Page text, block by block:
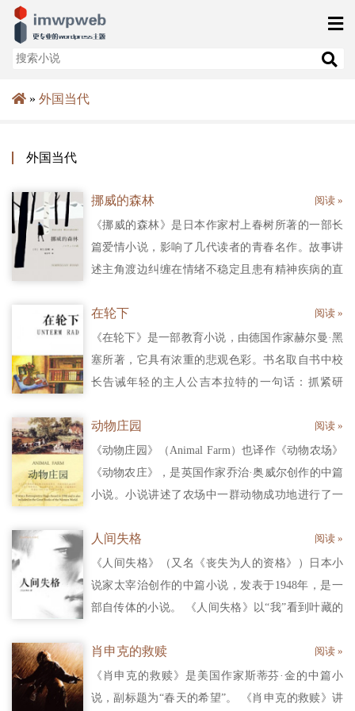
» 外国当代
外国当代
阅读 »
挪威的森林
《挪威的森林》是日本作家村上春树所著的一部长
篇爱情小说，影响了几代读者的青春名作。故事讲
述主角渡边纠缠在情绪不稳定且患有精神疾病的直
开了自我救赎和成长的旅程。彻头彻尾的现实笔
法，描绘了逝去的青春风景，小说中弥散着特有的
感伤和孤独气氛。
阅读 »
在轮下
《在轮下》是一部教育小说，由德国作家赫尔曼·黑
塞所著，它具有浓重的悲观色彩。书名取自书中校
长告诫年轻的主人公吉本拉特的一句话：抓紧研
尔布仑修道院的不愉快经历，其中有对一所寄宿学
校生活和卡尔钟表厂工作的长篇叙述。
阅读 »
动物庄园
《动物庄园》（Animal Farm）也译作《动物农场》
《动物农庄》，是英国作家乔治·奥威尔创作的中篇
小说。小说讲述了农场中一群动物成功地进行了一
起一个平等的动物社会。然而，动物领袖，那些聪
明的猪们最终却篡夺了革命的果实，成为比人类东
家更加独裁和极权的统治者。该作被公认为反乌托
邦政治讽喻寓言。
阅读 »
人间失格
《人间失格》（又名《丧失为人的资格》）日本小
说家太宰治创作的中篇小说，发表于1948年，是一
部自传体的小说。 《人间失格》以“我”看到叶藏的
而三篇手记与照片对应，分别介绍了叶藏幼年、青
年和壮年时代的经历，描述了叶藏是如何一步一步
走向丧失为人资格的道路的。
阅读 »
肖申克的救赎
《肖申克的救赎》是美国作家斯蒂芬·金的中篇小
说，副标题为“春天的希望”。 《肖申克的救赎》讲